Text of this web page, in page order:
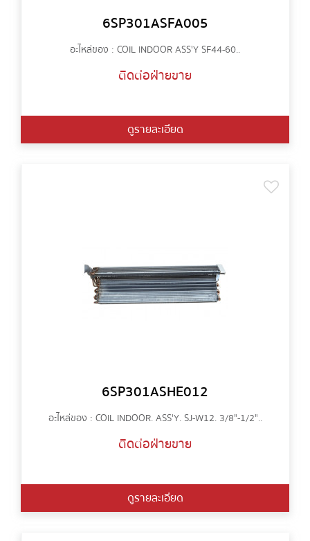
6SP301ASFA005
อะไหล่ของ : COIL INDOOR ASS'Y SF44-60..
ติดต่อฝ่ายขาย
ดูรายละเอียด
6SP301ASHE012
อะไหล่ของ : COIL INDOOR. ASS'Y. SJ-W12. 3/8"-1/2"..
ติดต่อฝ่ายขาย
ดูรายละเอียด